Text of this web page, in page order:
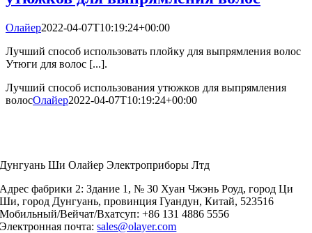
Олайер2022-04-07T10:19:24+00:00
Лучший способ использовать плойку для выпрямления волос
Утюги для волос [...].
Лучший способ использования утюжков для выпрямления
волосОлайер2022-04-07T10:19:24+00:00
Дунгуань Ши Олайер Электроприборы Лтд
Адрес фабрики 2: Здание 1, № 30 Хуан Чжэнь Роуд, город Ци
Ши, город Дунгуань, провинция Гуандун, Китай, 523516
Мобильный/Вейчат/Вхатсуп: +86 131 4886 5556
Электронная почта:sales@olayer.com